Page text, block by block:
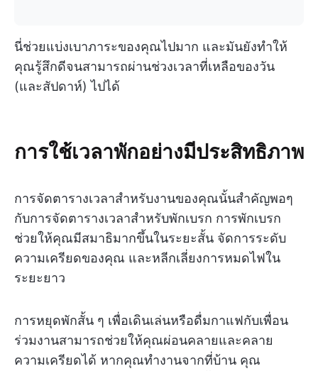
นี่ช่วยแบ่งเบาภาระของคุณไปมาก และมันยังทำให้
คุณรู้สึกดีจนสามารถผ่านช่วงเวลาที่เหลือของวัน
(และสัปดาห์) ไปได้
การใช้เวลาพักอย่างมีประสิทธิภาพ
การจัดตารางเวลาสำหรับงานของคุณนั้นสำคัญพอๆ
กับการจัดตารางเวลาสำหรับพักเบรก การพักเบรก
ช่วยให้คุณมีสมาธิมากขึ้นในระยะสั้น จัดการระดับ
ความเครียดของคุณ และหลีกเลี่ยงการหมดไฟใน
ระยะยาว
การหยุดพักสั้น ๆ เพื่อเดินเล่นหรือดื่มกาแฟกับเพื่อน
ร่วมงานสามารถช่วยให้คุณผ่อนคลายและคลาย
ความเครียดได้ หากคุณทำงานจากที่บ้าน คุณ